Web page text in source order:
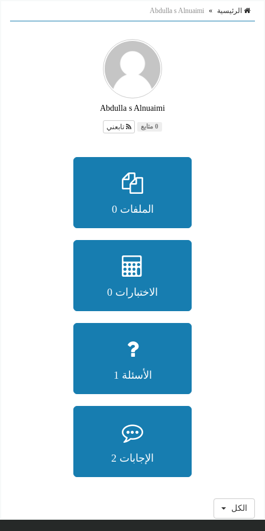
الرئيسية »
Abdulla s Alnuaimi
Abdulla s Alnuaimi
0 متابع تابعني
الملفات 0
الاختبارات 0
الأسئلة 1
الإجابات 2
الكل